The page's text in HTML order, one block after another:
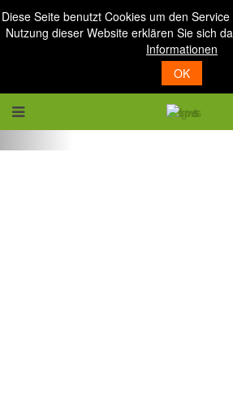
Diese Seite benutzt Cookies um den
Nutzung dieser Website erklären Sie sich
Informationen
OK